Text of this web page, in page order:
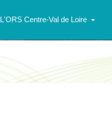
L'ORS Centre-Val de Loire